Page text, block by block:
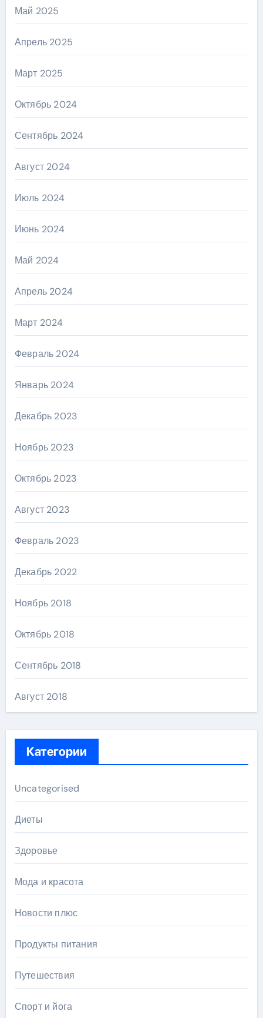
Май 2025
Апрель 2025
Март 2025
Октябрь 2024
Сентябрь 2024
Август 2024
Июль 2024
Июнь 2024
Май 2024
Апрель 2024
Март 2024
Февраль 2024
Январь 2024
Декабрь 2023
Ноябрь 2023
Октябрь 2023
Август 2023
Февраль 2023
Декабрь 2022
Ноябрь 2018
Октябрь 2018
Сентябрь 2018
Август 2018
Категории
Uncategorised
Диеты
Здоровье
Мода и красота
Новости плюс
Продукты питания
Путешествия
Спорт и йога